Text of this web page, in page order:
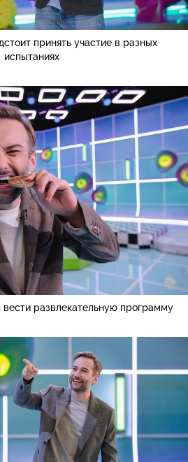
принять участие в разных
испытаниях
развлекательную программу